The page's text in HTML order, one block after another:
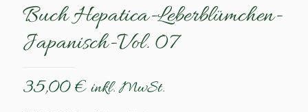
Buch Hepatica-Leberblümchen-
Japanisch-Vol. 07
35,00€ inkl. MwSt.